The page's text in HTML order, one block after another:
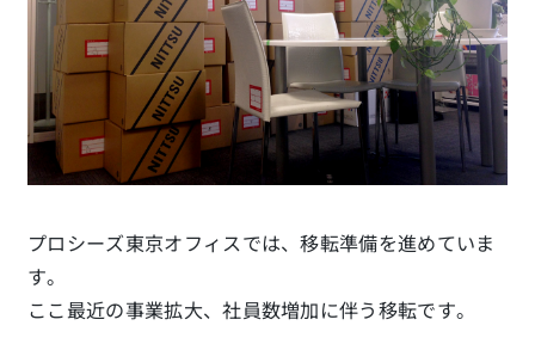
プロシーズ東京オフィスでは、移転準備を進めていま
す。
ここ最近の事業拡大、社員数増加に伴う移転です。